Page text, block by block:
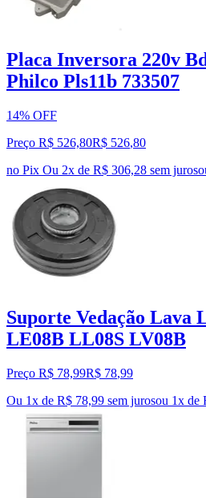
Placa Inversora 220v
Philco Pls11b 733507
14% OFF
Preço R$ 526,80R$ 526,80
no Pix Ou 2x de R$ 306,28 sem juros
Suporte Vedação Lava
LE08B LL08S LV08B
Preço R$ 78,99R$ 78,99
Ou 1x de R$ 78,99 sem jurosou 1x de